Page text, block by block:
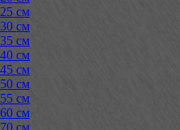
25 см
30 см
35 см
40 см
45 см
50 см
55 см
60 см
70 см